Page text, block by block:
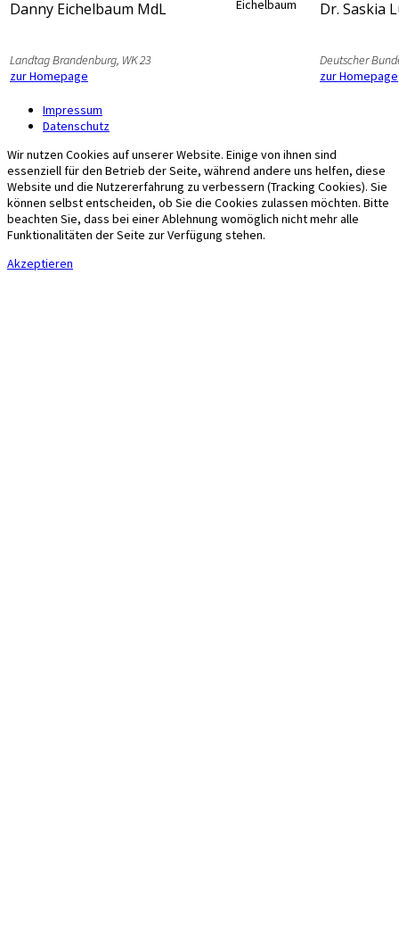
Danny Eichelbaum MdL
Landtag Brandenburg, WK 23
zur Homepage
Dr. Saskia
Deutscher
zur Homepage
Impressum
Datenschutz
Wir nutzen Cookies auf unserer Website. Einige von ihnen sind
essenziell für den Betrieb der Seite, während andere uns helfen, diese
Website und die Nutzererfahrung zu verbessern (Tracking Cookies). Sie
können selbst entscheiden, ob Sie die Cookies zulassen möchten. Bitte
beachten Sie, dass bei einer Ablehnung womöglich nicht mehr alle
Funktionalitäten der Seite zur Verfügung stehen.
Akzeptieren